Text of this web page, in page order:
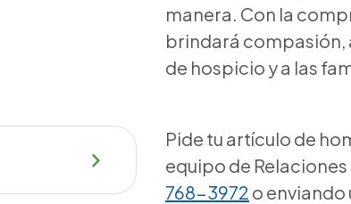
manera. Con la
brindará compasión,
de hospicio y a las
Pide tu artículo de
equipo de
768-3972 o